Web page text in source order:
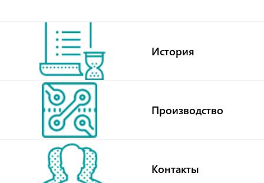
История
Производство
Контакты